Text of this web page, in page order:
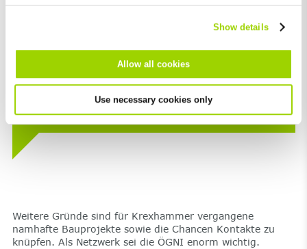
Show details
Allow all cookies
Use necessary cookies only
Uns hat von Anfang an der ausgewogene
Prozesse und Personen. Dieser
ganzheitliche Blick auf die Branche und
ihre Auswirkungen ist genau das, was uns
Weitere Gründe sind für Krexhammer vergangene
namhafte Bauprojekte sowie die Chancen Kontakte zu
knüpfen. Als Netzwerk sei die ÖGNI enorm wichtig.